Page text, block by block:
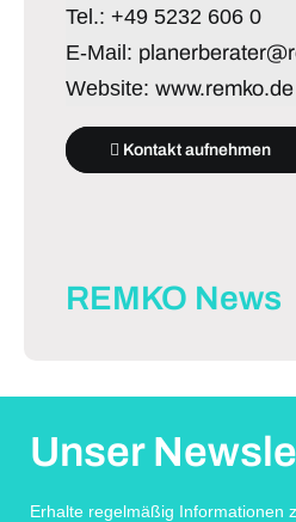
Tel.: +49 5232 606 0
E-Mail:
Website: www.remko.de
Kontakt aufnehmen
REMKO News
Unser
Erhalte regelmäßig Informationen